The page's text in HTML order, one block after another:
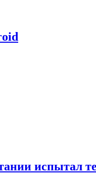
испытал